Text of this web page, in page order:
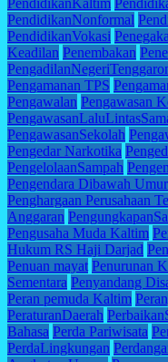
PendidikanNonformal
PendidikanVokasi
Keadilan Penembakan
Pengamanan TPS
Pengawalan Pengawasan
PengawasanSekolah
Pengedar Narkotika
PengelolaanSampah
Pengendara Dibawah Umur
Penghargaan Perusahaan
Anggaran
Pengusaha Muda Kaltim
Hukum RS Haji Darjad
Penuan mayat Penurunan
Sementara Penyandang
Peran pemuda Kaltim
PeraturanDaerah
Bahasa Perda Pariwisata
PerdaLingkungan